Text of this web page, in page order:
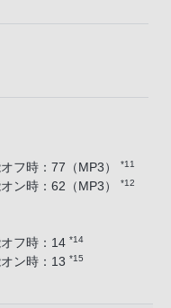
フ時：77（MP3）
*11
ン時：62（MP3） *12
フ時：14 *14
ン時：13 *15